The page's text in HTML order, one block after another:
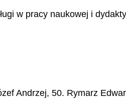
w pracy naukowej i
Andrzej, 50. Rymarz